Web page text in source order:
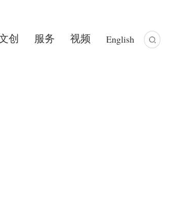
创 服务 视频 English